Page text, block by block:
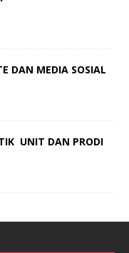
DAN MEDIA SOSIAL
UNIT DAN PRODI